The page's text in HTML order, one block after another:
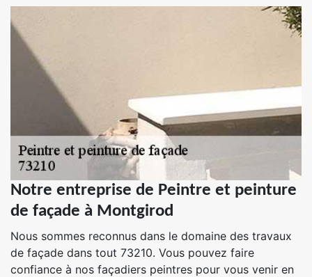
Notre entreprise de Peintre et peinture
de façade à Montgirod
Nous sommes reconnus dans le domaine des travaux
de façade dans tout 73210. Vous pouvez faire
confiance à nos façadiers peintres pour vous venir en